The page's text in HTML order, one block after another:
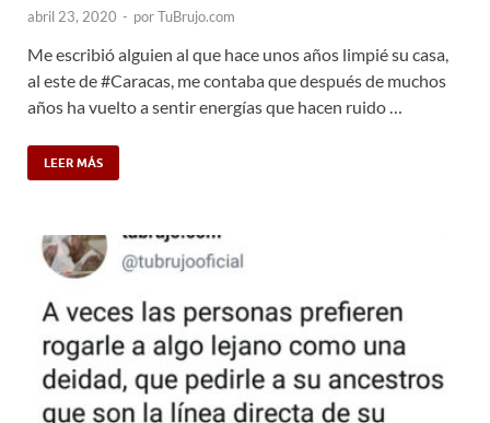
abril 23, 2020 - porTuBrujo.com
Me escribió alguien al que hace unos años limpié su casa,
al este de #Caracas, me contaba que después de muchos
años ha vuelto a sentir energías que hacen ruido …
LEER MÁS